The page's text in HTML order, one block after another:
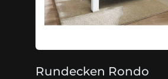
Rundecken Rondo